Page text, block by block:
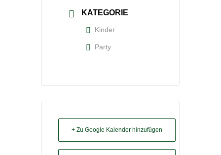
KATEGORIE
Kinder
Party
+ Zu Google Kalender hinzufügen